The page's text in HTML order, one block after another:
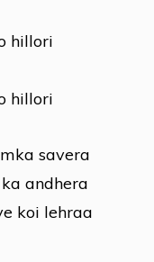
hillori
hillori
savera
andhera
koi lehraa